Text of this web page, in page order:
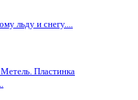
льду и снегу....
Пластинка